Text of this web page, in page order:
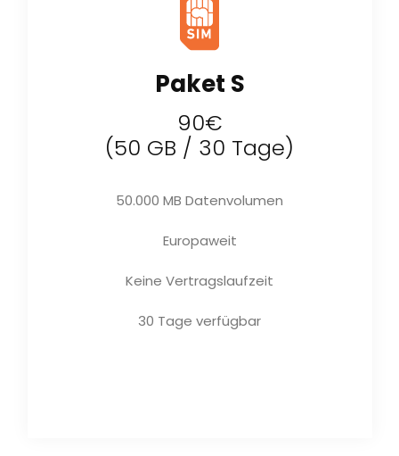
Paket S
90€
(50 GB / 30 Tage)
50.000 MB Datenvolumen
Europaweit
Keine Vertragslaufzeit
30 Tage verfügbar